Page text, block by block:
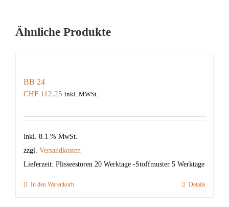
Ähnliche Produkte
BB 24
CHF 112.25 inkl. MWSt.
inkl. 8.1 % MwSt.
zzgl. Versandkosten
Lieferzeit: Plisseestoren 20 Werktage -Stoffmuster 5 Werktage
In den Warenkorb Details